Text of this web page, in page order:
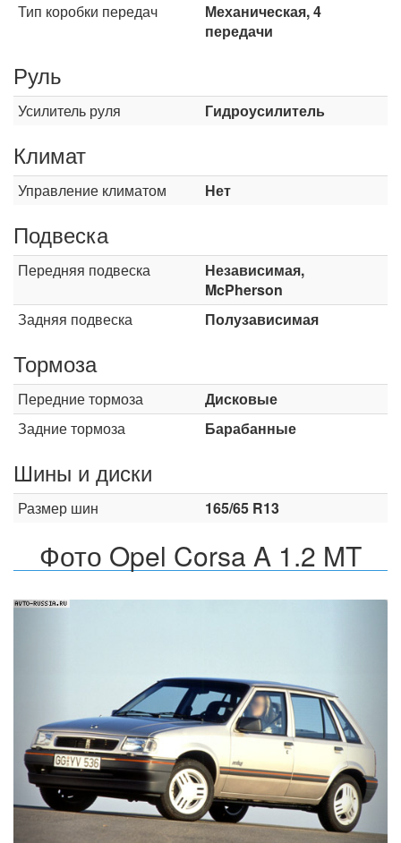
Тип коробки передач
Механическая, 4
передачи
Руль
Усилитель руля Гидроусилитель
Климат
Управление климатом Нет
Подвеска
Передняя подвеска
Независимая,
McPherson
Задняя подвеска
Полузависимая
Тормоза
Передние тормоза
Дисковые
Задние тормоза
Барабанные
Шины и диски
Размер шин 165/65 R13
Фото Opel Corsa A 1.2 MT
Назад